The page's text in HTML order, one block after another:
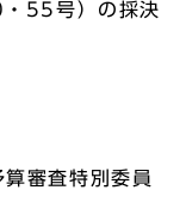
号）の採決
査特別委員